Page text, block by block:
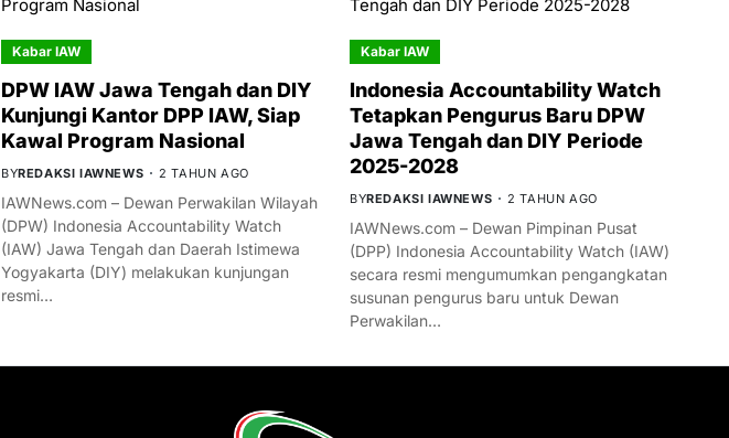
Kabar IAW
DPW IAW Jawa Tengah dan DIY
Kunjungi Kantor DPP IAW, Siap
Kawal Program Nasional
BYREDAKSI IAWNEWS 2 TAHUN AGO
IAWNews.com – Dewan Perwakilan Wilayah
(DPW) Indonesia Accountability Watch
(IAW) Jawa Tengah dan Daerah Istimewa
Yogyakarta (DIY) melakukan kunjungan
resmi…
Kabar IAW
Indonesia Accountability Watch
Tetapkan Pengurus Baru DPW
Jawa Tengah dan DIY Periode
2025-2028
BYREDAKSI IAWNEWS 2 TAHUN AGO
IAWNews.com – Dewan Pimpinan Pusat
(DPP) Indonesia Accountability Watch (IAW)
secara resmi mengumumkan pengangkatan
susunan pengurus baru untuk Dewan
Perwakilan…